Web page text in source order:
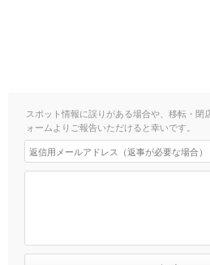
スポット情報に誤りがある場合や、移転・閉
ォームよりご報告いただけると幸いです。